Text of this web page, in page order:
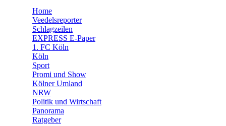
🛒 Shoppingwelt
Home
Veedelsreporter
Schlagzeilen
EXPRESS E-Paper
1. FC Köln
Köln
Sport
Promi und Show
Kölner Umland
NRW
Politik und Wirtschaft
Panorama
Ratgeber